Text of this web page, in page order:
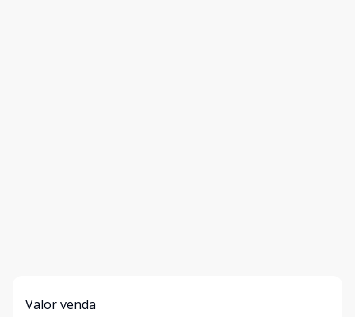
Valor venda